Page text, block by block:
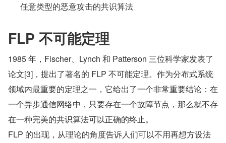
任意类型的恶意攻击的共识算法
FLP 不可能定理
1985 年，Fischer、Lynch 和 Patterson 三位科学家发表了
论文[3]，提出了著名的 FLP 不可能定理。作为分布式系统
领域内最重要的定理之一，它给出了一个非常重要结论：在
一个异步通信网络中，只要存在一个故障节点，那么就不存
在一种完美的共识算法可以正确的终止。
FLP 的出现，从理论的角度告诉人们可以不用再想方设法